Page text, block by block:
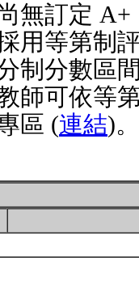
無訂定 A+
用等第制
制分數區
師可依等
區 (連結)。